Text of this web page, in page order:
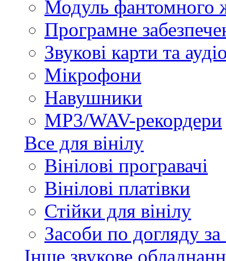
Модуль фантомного
Програмне
Звукові карти та
Мікрофони
Навушники
MP3/WAV-рекордери
Все для вінілу
Вінілові програвачі
Вінілові платівки
Стійки для вінілу
Засоби по догляду за
Інше звукове